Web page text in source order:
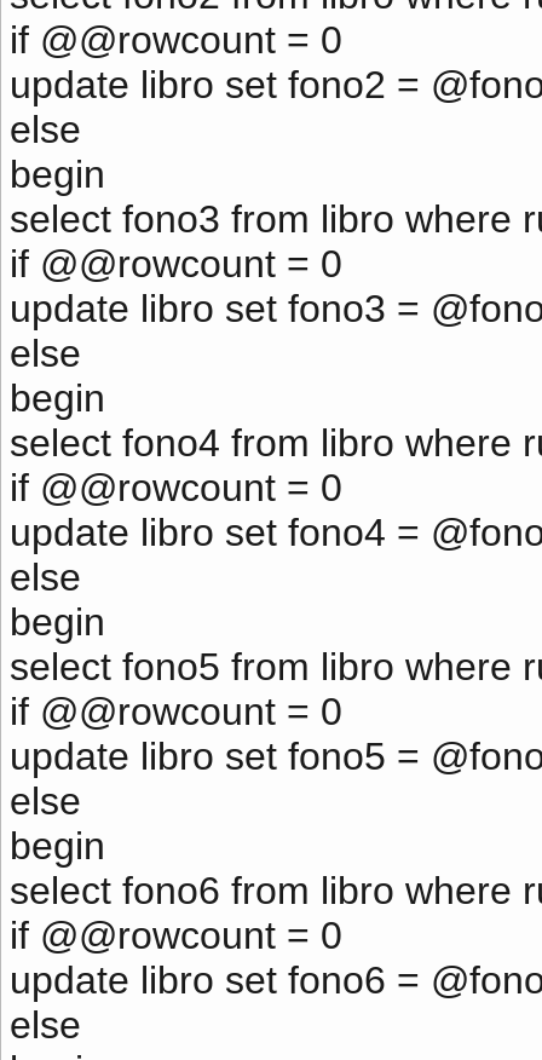
if @@rowcount = 0
update libro set fono2 =
else
begin
select fono3 from libro where
if @@rowcount = 0
update libro set fono3 =
else
begin
select fono4 from libro where
if @@rowcount = 0
update libro set fono4 =
else
begin
select fono5 from libro where
if @@rowcount = 0
update libro set fono5 =
else
begin
select fono6 from libro where
if @@rowcount = 0
update libro set fono6 =
else